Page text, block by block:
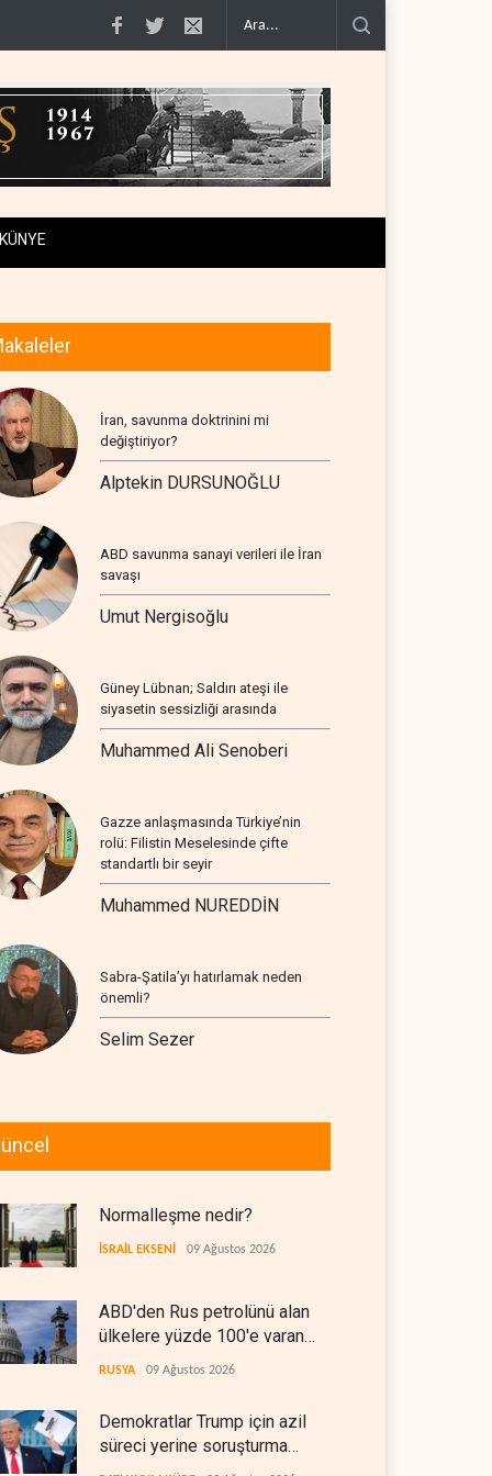
varan g�.. Demokratlar Trump için azil süreci yerine soruşturma haz�..
KÜNYE
İran, savunma doktrinini mi
değiştiriyor?
Alptekin DURSUNOĞLU
ABD savunma sanayi verileri ile İran
savaşı
Umut Nergisoğlu
Güney Lübnan; Saldırı ateşi ile
siyasetin sessizliği arasında
Muhammed Ali Senoberi
Gazze anlaşmasında Türkiye’nin
rolü: Filistin Meselesinde çifte
standartlı bir seyir
Muhammed NUREDDİN
Sabra-Şatila’yı hatırlamak neden
önemli?
Selim Sezer
Normalleşme nedir?
İSRAİL EKSENİ 09 Ağustos 2026
ABD'den Rus petrolünü alan
ülkelere yüzde 100'e varan
gümrük vergisi
RUSYA 09 Ağustos 2026
Demokratlar Trump için azil
süreci yerine soruşturma
hazırlıyor